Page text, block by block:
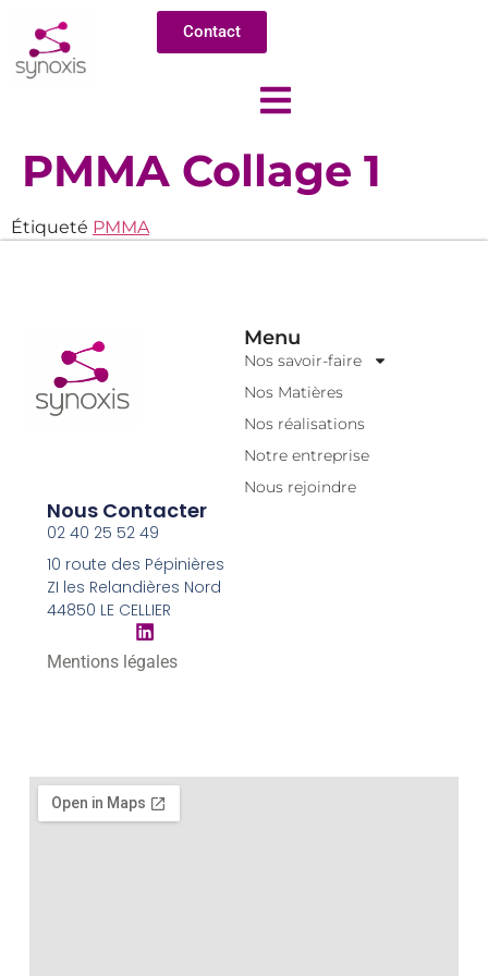
Contact
PMMA Collage 1
Étiqueté PMMA
Menu
Nos savoir-faire
Nos Matières
Nos réalisations
Notre entreprise
Nous rejoindre
Nous Contacter
02 40 25 52 49
10 route des Pépinières
ZI les Relandières Nord
44850 LE CELLIER
Mentions légales